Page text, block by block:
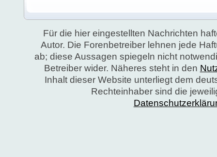
Für die hier eingestellten Nachrichten
Autor. Die Forenbetreiber lehnen jede
ab; diese Aussagen spiegeln nicht
Betreiber wider. Näheres steht in den
Inhalt dieser Website unterliegt dem
Rechteinhaber sind die